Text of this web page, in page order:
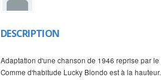
DESCRIPTION
Adaptation d'une chanson de 1946 reprise par
Comme d'habitude Lucky Blondo est à la hauteur.